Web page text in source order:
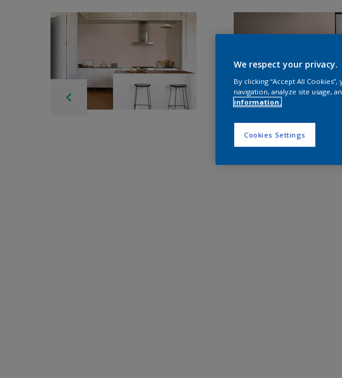
We respect your privacy.
By clicking “Accept All
navigation, analyze site usage,
information.
Cookies Settings